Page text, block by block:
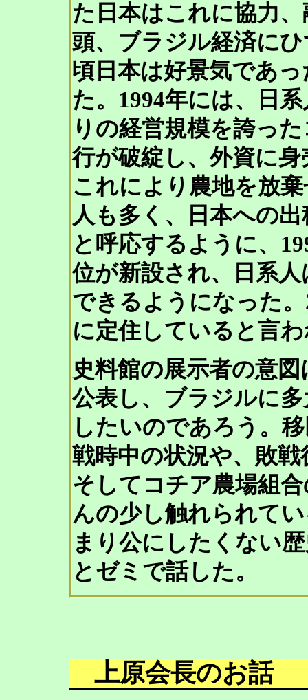
た日本はこれに協力
頭、ブラジル経済に
頃日本は好景気であ
た。1994年には、日
りの経営規模を誇っ
行が破綻し、外資に
これにより農地を放
人も多く、日本への
と呼応するように、
位が新設され、日系
できるようになった
に定住していると言
史料館の展示者の意
公表し、ブラジルに
したいのであろう。
戦時中の状況や、敗
そしてコチア農場組
んの少し触れられて
まり公にしたくない
とゼミで話した。
上原会長のお話